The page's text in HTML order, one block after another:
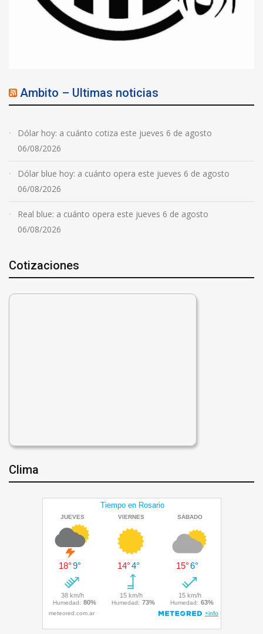
Ambito – Ultimas noticias
Dólar hoy: a cuánto cotiza este jueves 6 de agosto
06/08/2026
Dólar blue hoy: a cuánto opera este jueves 6 de agosto
06/08/2026
Real blue: a cuánto opera este jueves 6 de agosto
06/08/2026
Cotizaciones
Clima